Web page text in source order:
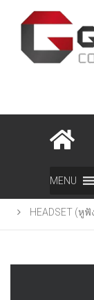
MENU
สินค้า
HEADSET (หูฟั